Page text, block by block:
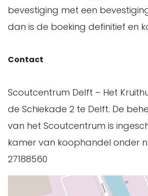
bevestiging met een
dan is de boeking definitief en
Contact
Scoutcentrum Delft – Het
de Schiekade 2 te Delft. De
van het Scoutcentrum is
kamer van koophandel onder
27188560